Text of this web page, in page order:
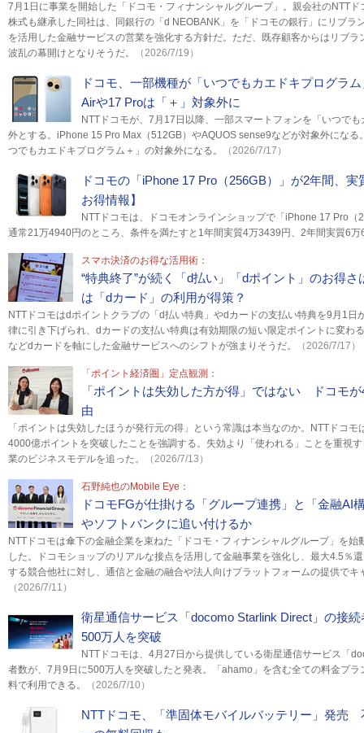
7月1日に事業を開始した「ドコモ・フィナンシャルグループ」。親会社のNTT
株式も継承した同社は、同銀行の「d NEOBANK」を「ドコモの銀行」にリブラ
を活用した金融サービスの営業を強化する方針だ。ただ、既存顧客からはリブ
波乱の幕開けとなりそうだ。
（2026/7/19）
ドコモ、一部機種が「いつでもカエドキプログラ
Airや17 Proは「＋」対象外に
NTTドコモが、7月17日以降、一部スマートフォンを「いつで
外とする。iPhone 15 Pro Max（512GB）やAQUOS sense9などが対象外にな
つでもカエドキプログラム＋」の対象外になる。
（2026/7/17）
ドコモの「iPhone 17 Pro（256GB）」が2年間、
お得情報】
NTTドコモは、ドコモオンラインショップで「iPhone 17 Pro（
通常21万4940円のところ、条件を満たすと1年間実質4万3439円、2年間実質6万
スマホ決済のお得な活用術：
“特典終了”が続く「d払い」「dポイント」のお得
は「dカード」の利用が得策？
NTTドコモはdポイントクラブの「d払い特典」やdカードの支払い特典を9月1日
律に引き下げられ、dカードの支払い特典は有効期限の短い限定ポイントに変わ
などdカードを軸にした金融サービスへのシフトが強まりそうだ。
（2026/7/17）
「ポイント経済圏」定点観測：
「ポイントは失効した方が得」ではない ドコモ
由
「ポイントは失効したほうが発行元の得」という常識は本当なのか。NTTドコ
4000億ポイントを突破したことを強調する。失効より「使われる」ことを重視
業のビジネスモデルを追った。
（2026/7/13）
石野純也のMobile Eye：
ドコモFGが仕掛ける「グループ連携」と「金融
やソフトバンクに追い付けるか
NTTドコモは傘下の金融企業を束ねた「ドコモ・フィナンシャルグループ」を
した。ドコモショップのリアルな接点を活用して金融事業を強化し、最大4.5％
する競合他社に対し、通信と金融の融合や法人向けプラットフォームの提供でキ
（2026/7/11）
衛星通信サービス「docomo Starlink Direct」の接
500万人を突破
NTTドコモは、4月27日から提供している衛星通信サービス「
者数が、7月9日に500万人を突破したと発表。「ahamo」を含む全ての料金プラ
料で利用できる。
（2026/7/10）
NTTドコモ、「準固体モバイルバッテリー」発売